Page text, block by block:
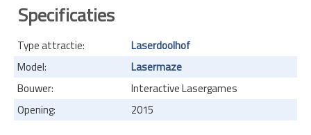
Specificaties
Type attractie:
Laserdoolhof
Model:
Lasermaze
Bouwer:
Interactive Lasergames
Opening:
2015